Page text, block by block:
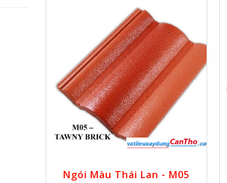
Ngói Màu Thái Lan - M05